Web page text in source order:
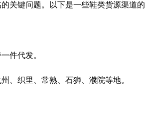
关键问题。以下是一些鞋类货源渠道的
件代发。
、织里、常熟、石狮、濮院等地。